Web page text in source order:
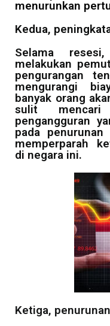
menurunkan
Kedua,
Selama
melakukan
pengurangan
mengurangi
banyak orang
sulit mencari
pengangguran
pada
memperparah
di negara ini.
Ketiga,